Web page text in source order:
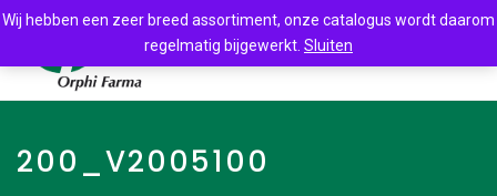
200_V2005100
Wij hebben een zeer breed assortiment, onze catalogus wordt daarom
regelmatig bijgewerkt. Sluiten